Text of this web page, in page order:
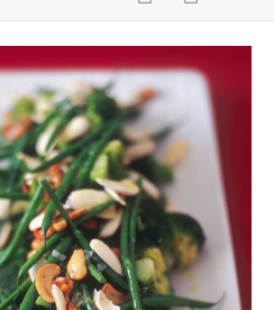
INLOGGEN
AANMELDEN
HOME
RECEPTEN
WEEKMENU'S
KOOKBOEKEN